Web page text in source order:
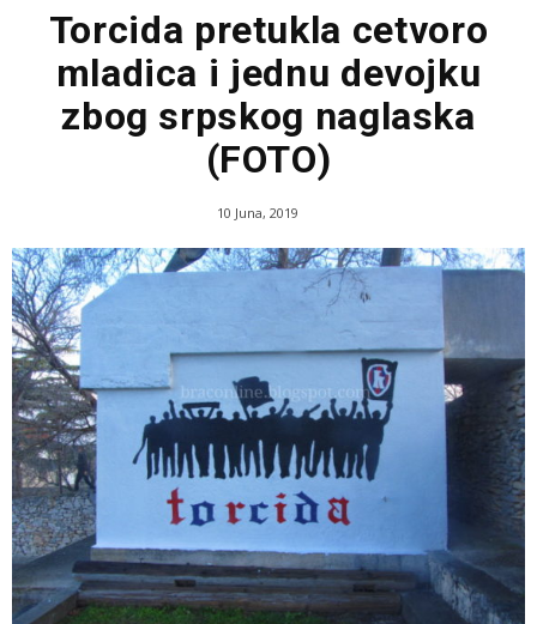
Torcida pretukla cetvoro
mladica i jednu devojku
zbog srpskog naglaska
(FOTO)
10 Juna, 2019